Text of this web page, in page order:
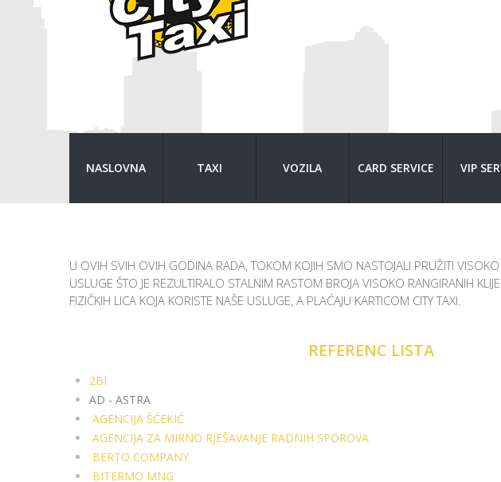
NASLOVNA TAXI VOZILA CARD SERVICE VIP
U OVIH SVIH OVIH GODINA RADA, TOKOM KOJIH SMO NASTOJALI PRUŽITI
USLUGE ŠTO JE REZULTIRALO STALNIM RASTOM BROJA VISOKO RANGIRANIH
FIZIČKIH LICA KOJA KORISTE NAŠE USLUGE, A PLAĆAJU KARTICOM CITY TAXI.
REFERENC LISTA
2BI
AD - ASTRA
AGENCIJA ŠĆEKIĆ
AGENCIJA ZA MIRNO RJEŠAVANJE RADNIH SPOROVA
BERTO COMPANY
BITERMO MNG